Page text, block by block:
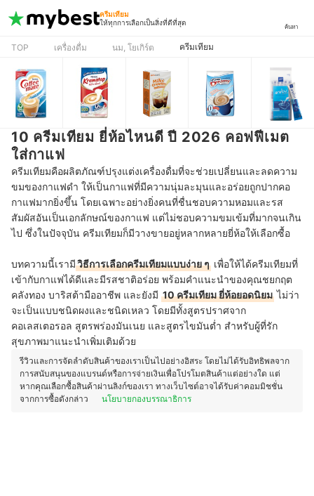
ครีมเทียม
ให้ทุกการเลือกเป็นสิ่งที่ดีที่สุด
ค้นหา
TOP เครื่องดื่ม นม, โยเกิร์ต ครีมเทียม
10 ครีมเทียม ยี่ห้อไหนดี ปี 2026 คอฟฟีเมต
ใส่กาแฟ
ครีมเทียมคือผลิตภัณฑ์ปรุงแต่งเครื่องดื่มที่จะช่วยเปลี่ยนและลดความ
ขมของกาแฟดำ ให้เป็นกาแฟที่มีความนุ่มละมุนและอร่อยถูกปากคอ
กาแฟมากยิ่งขึ้น โดยเฉพาะอย่างยิ่งคนที่ชื่นชอบความหอมและรส
สัมผัสอันเป็นเอกลักษณ์ของกาแฟ แต่ไม่ชอบความขมเข้มที่มากจนเกิน
ไป ซึ่งในปัจจุบัน ครีมเทียมก็มีวางขายอยู่หลากหลายยี่ห้อให้เลือกซื้อ
บทความนี้เรามีวิธีการเลือกครีมเทียมแบบง่าย ๆ เพื่อให้ได้ครีมเทียมที่
เข้ากับกาแฟได้ดีและมีรสชาติอร่อย พร้อมคำแนะนำของคุณชยกฤต
คลังทอง บาริสต้ามืออาชีพ และยังมี 10 ครีมเทียม ยี่ห้อยอดนิยม ไม่ว่า
จะเป็นแบบชนิดผงและชนิดเหลว โดยมีทั้งสูตรปราศจาก
คอเลสเตอรอล สูตรพร่องมันเนย และสูตรไขมันต่ำ สำหรับผู้ที่รัก
สุขภาพมาแนะนำเพิ่มเติมด้วย
รีวิวและการจัดลำดับสินค้าของเราเป็นไปอย่างอิสระ โดยไม่ได้รับอิทธิพลจาก
การสนับสนุนของแบรนด์หรือการจ่ายเงินเพื่อโปรโมตสินค้าแต่อย่างใด แต่
หากคุณเลือกซื้อสินค้าผ่านลิงก์ของเรา ทางเว็บไซต์อาจได้รับค่าคอมมิชชั่น
จากการซื้อดังกล่าว
นโยบายกองบรรณาธิการ